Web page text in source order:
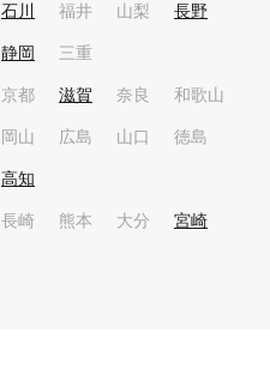
石川 福井 山梨 長野
静岡 三重
京都 滋賀 奈良 和歌山
岡山 広島 山口 徳島
高知
長崎 熊本 大分 宮崎